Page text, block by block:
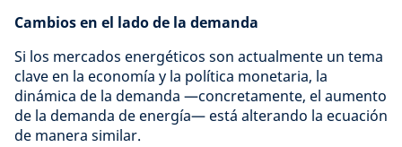
Cambios en el lado de la demanda
Si los mercados energéticos son actualmente un tema
clave en la economía y la política monetaria, la
dinámica de la demanda —concretamente, el aumento
de la demanda de energía— está alterando la ecuación
de manera similar.